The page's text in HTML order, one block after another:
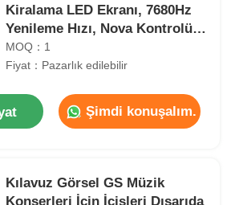
Kiralama LED Ekranı, 7680Hz
Yenileme Hızı, Nova Kontrolü,
Konser Kullanımı
MOQ：1
Fiyat：Pazarlık edilebilir
Şimdi konuşalım.
Kılavuz Görsel GS Müzik
Konserleri İçin İçişleri Dışarıda